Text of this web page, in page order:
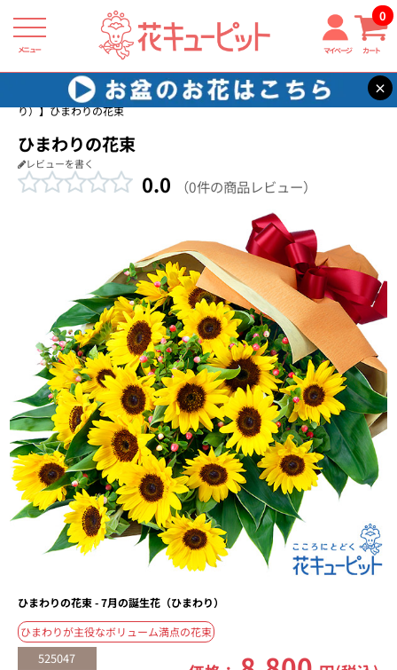
メニュー マイページ カート
0
×
花キューピット 7月の誕生花（ひまわり）
【7月の誕生花（ひまわ
り）】ひまわりの花束
ひまわりの花束
レビューを書く
0.0 （0件の商品レビュー）
ひまわりの花束 - 7月の誕生花（ひまわり）
ひまわりが主役なボリューム満点の花束
525047